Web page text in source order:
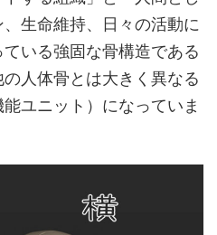
生命維持、日々の活動に
いる強固な骨構造である
の人体骨とは大きく異なる
ユニット）になっていま